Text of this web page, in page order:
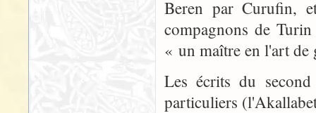
Beren par Curufin,
compagnons de
« un maître en l'art
Les écrits du
particuliers